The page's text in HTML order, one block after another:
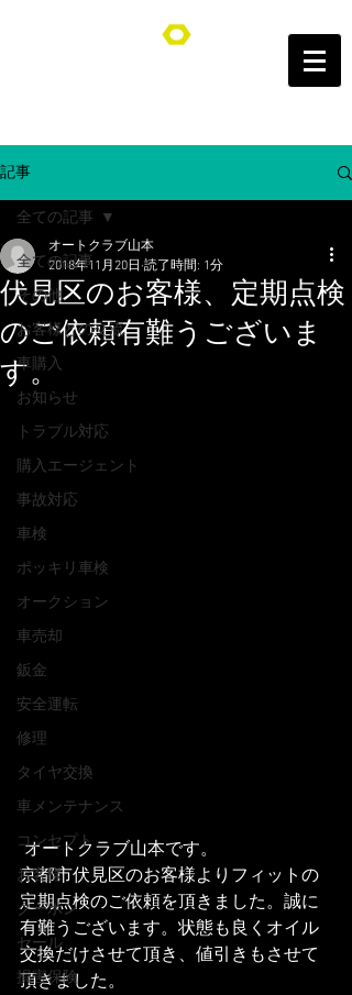
オートクラブ山本/Auto Club YAMAMOTO
記事
全ての記事
その他
お客様との交流
車購入
お知らせ
トラブル対応
購入エージェント
事故対応
車検
ポッキリ車検
オークション
車売却
鈑金
安全運転
修理
タイヤ交換
車メンテナンス
コンセプト
お客様
クーポン
セール
損害保険
全ての記事
伏見区のお客様、定期点検
のご依頼有難うございま
す。
オートクラブ山本
2018年11月20日 読了時間: 1分
オートクラブ山本です。
京都市伏見区のお客様よりフィットの
定期点検のご依頼を頂きました。誠に
有難うございます。状態も良くオイル
交換だけさせて頂き、値引きもさせて
頂きました。